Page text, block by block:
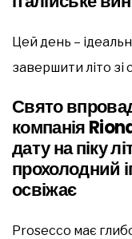
Цей день –
завершити літо зі
Свято
компанія
дату на піку
прохолодний
освіжає
Prosecco має